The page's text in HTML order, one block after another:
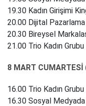
19.30 Kadın Girişimi
20.00 Dijital
20.30 Bireysel
21.00 Trio Kadın
8 MART
16.00 Trio Kadın
16.30 Sosyal